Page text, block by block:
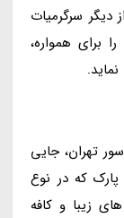
سرگرمیات
برای همواره،
تهران، جایی
که در نوع
زیبا و کافه